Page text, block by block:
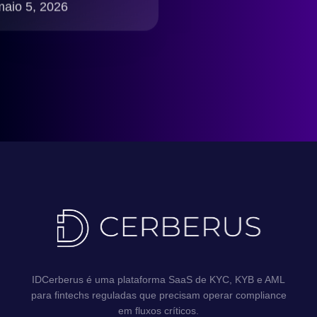
LGPD
5, 2026
IDCerberus é uma plataforma SaaS de KYC, KYB e AML
para fintechs reguladas que precisam operar compliance
em fluxos críticos.